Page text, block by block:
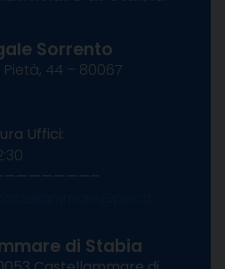
Sorrento
44 – 80067
Uffici:
di Stabia